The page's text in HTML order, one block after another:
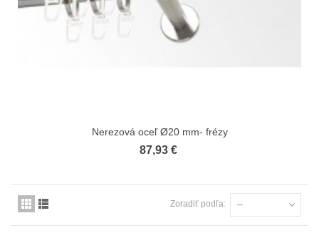
Nerezová oceľ Ø20 mm- frézy
87,93 €
Zoradiť podľa: --